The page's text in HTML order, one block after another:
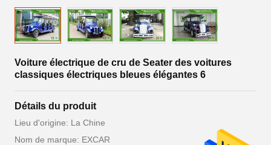
Voiture électrique de cru de Seater des voitures
classiques électriques bleues élégantes 6
Détails du produit
Lieu d'origine: La Chine
Nom de marque: EXCAR